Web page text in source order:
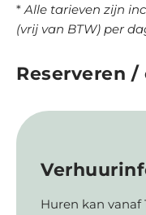
Huren kan vanaf
*Alle tarieven zijn
(vrij van BTW) per
Reserveren